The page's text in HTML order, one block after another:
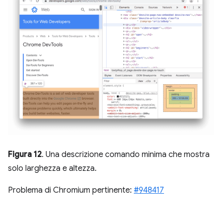
Figura 12. Una descrizione comando minima che mostra
solo larghezza e altezza.
Problema di Chromium pertinente: #948417